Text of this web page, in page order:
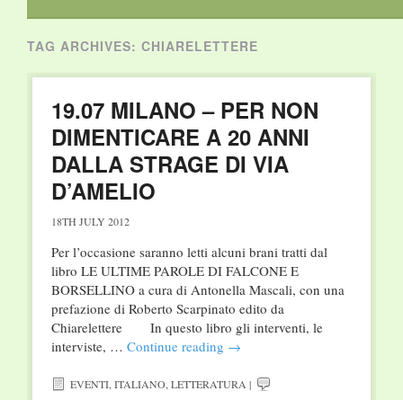
TAG ARCHIVES: CHIARELETTERE
19.07 MILANO – PER NON
DIMENTICARE A 20 ANNI
DALLA STRAGE DI VIA
D’AMELIO
18TH JULY 2012
Per l’occasione saranno letti alcuni brani tratti dal
libro LE ULTIME PAROLE DI FALCONE E
BORSELLINO a cura di Antonella Mascali, con una
prefazione di Roberto Scarpinato edito da
Chiarelettere In questo libro gli interventi, le
interviste, … Continue reading →
EVENTI,ITALIANO,LETTERATURA |